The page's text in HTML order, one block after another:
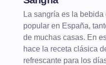
La sangría es la
popular en España,
de muchas casas. En
hace la receta clásica
refrescante para los